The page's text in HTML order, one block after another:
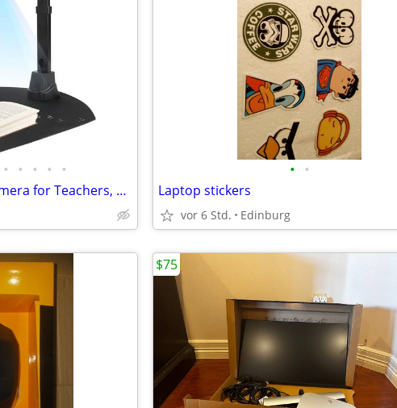
• • • • •
NEW T101 Document Camera for Teachers, Multi-Language OCR Recognition
• •
Laptop stickers
vor 6 Std. Edinburg
$75